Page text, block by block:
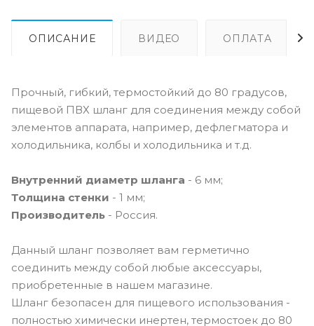
ОПИСАНИЕ ВИДЕО ОПЛАТА
Прочный, гибкий, термостойкий до 80 градусов,
пищевой ПВХ шланг для соединения между собой
элементов аппарата, например, дефлегматора и
холодильника, колбы и холодильника и т.д.
Внутренний диаметр шланга - 6 мм;
Толщина стенки - 1 мм;
Производитель - Россия.
Данный шланг позволяет вам герметично
соединить между собой любые аксессуары,
приобретенные в нашем магазине.
Шланг безопасен для пищевого использования -
полностью химически инертен, термостоек до 80